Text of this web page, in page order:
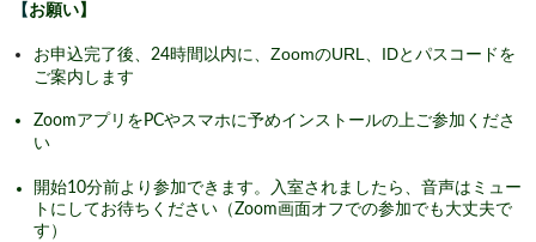
【 お願い】
お申込完了後、24時間以内に、 ZoomのURL、IDとパスコードを
ご案内します
ZoomアプリをPCやスマホに予めインストールの上ご参加くださ
い
開始10分前より参加できます。入室されましたら、音声はミュー
トにしてお待ちください （Zoom画面オフでの参加でも大丈夫で
す）